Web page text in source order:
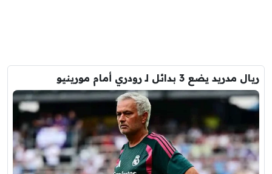
ريال مدريد يضع 3 بدائل لـ رودري أمام مورينيو